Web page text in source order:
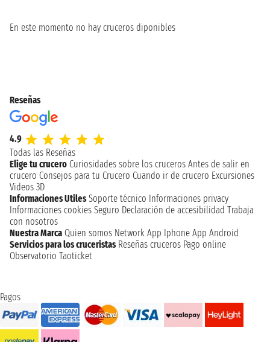
En este momento no hay cruceros diponibles
Reseñas
4.9
Todas las Reseñas
Elige tu crucero Curiosidades sobre los cruceros Antes de salir en
crucero Consejos para tu Crucero Cuando ir de crucero Excursiones
Videos 3D
Informaciones Utiles Soporte técnico Informaciones privacy
Informaciones cookies Seguro Declaración de accesibilidad Trabaja
con nosotros
Nuestra Marca Quien somos Network App Iphone App Android
Servicios para los cruceristas Reseñas cruceros Pago online
Observatorio Taoticket
Pagos